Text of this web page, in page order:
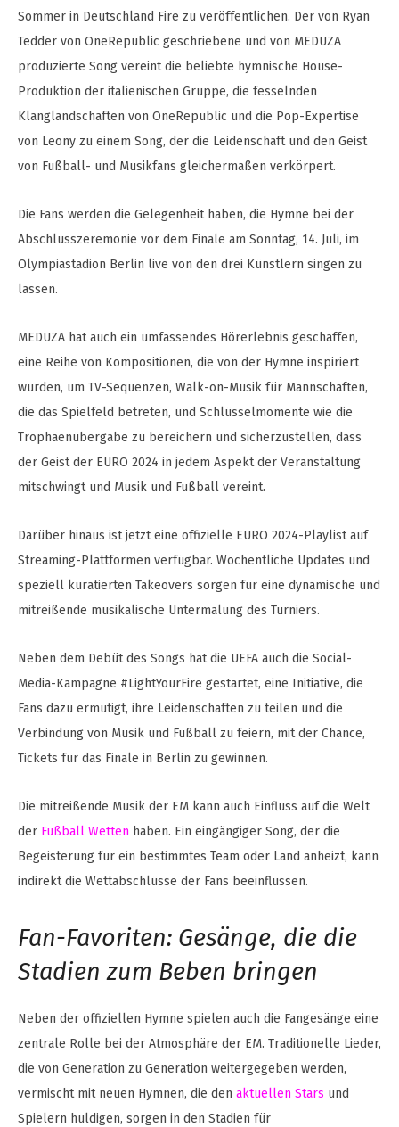
Sommer in Deutschland Fire zu veröffentlichen. Der von Ryan
Tedder von OneRepublic geschriebene und von MEDUZA
produzierte Song vereint die beliebte hymnische House-
Produktion der italienischen Gruppe, die fesselnden
Klanglandschaften von OneRepublic und die Pop-Expertise
von Leony zu einem Song, der die Leidenschaft und den Geist
von Fußball- und Musikfans gleichermaßen verkörpert.
Die Fans werden die Gelegenheit haben, die Hymne bei der
Abschlusszeremonie vor dem Finale am Sonntag, 14. Juli, im
Olympiastadion Berlin live von den drei Künstlern singen zu
lassen.
MEDUZA hat auch ein umfassendes Hörerlebnis geschaffen,
eine Reihe von Kompositionen, die von der Hymne inspiriert
wurden, um TV-Sequenzen, Walk-on-Musik für Mannschaften,
die das Spielfeld betreten, und Schlüsselmomente wie die
Trophäenübergabe zu bereichern und sicherzustellen, dass
der Geist der EURO 2024 in jedem Aspekt der Veranstaltung
mitschwingt und Musik und Fußball vereint.
Darüber hinaus ist jetzt eine offizielle EURO 2024-Playlist auf
Streaming-Plattformen verfügbar. Wöchentliche Updates und
speziell kuratierten Takeovers sorgen für eine dynamische und
mitreißende musikalische Untermalung des Turniers.
Neben dem Debüt des Songs hat die UEFA auch die Social-
Media-Kampagne #LightYourFire gestartet, eine Initiative, die
Fans dazu ermutigt, ihre Leidenschaften zu teilen und die
Verbindung von Musik und Fußball zu feiern, mit der Chance,
Tickets für das Finale in Berlin zu gewinnen.
Die mitreißende Musik der EM kann auch Einfluss auf die Welt
der Fußball Wetten haben. Ein eingängiger Song, der die
Begeisterung für ein bestimmtes Team oder Land anheizt, kann
indirekt die Wettabschlüsse der Fans beeinflussen.
Fan-Favoriten: Gesänge, die die
Stadien zum Beben bringen
Neben der offiziellen Hymne spielen auch die Fangesänge eine
zentrale Rolle bei der Atmosphäre der EM. Traditionelle Lieder,
die von Generation zu Generation weitergegeben werden,
vermischt mit neuen Hymnen, die den aktuellen Stars und
Spielern huldigen, sorgen in den Stadien für